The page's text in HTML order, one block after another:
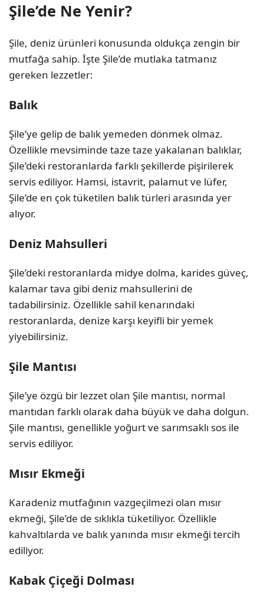
Şile’de Ne Yenir?
Şile, deniz ürünleri konusunda oldukça zengin bir
mutfağa sahip. İşte Şile’de mutlaka tatmanız
gereken lezzetler:
Balık
Şile’ye gelip de balık yemeden dönmek olmaz.
Özellikle mevsiminde taze taze yakalanan balıklar,
Şile’deki restoranlarda farklı şekillerde pişirilerek
servis ediliyor. Hamsi, istavrit, palamut ve lüfer,
Şile’de en çok tüketilen balık türleri arasında yer
alıyor.
Deniz Mahsulleri
Şile’deki restoranlarda midye dolma, karides güveç,
kalamar tava gibi deniz mahsullerini de
tadabilirsiniz. Özellikle sahil kenarındaki
restoranlarda, denize karşı keyifli bir yemek
yiyebilirsiniz.
Şile Mantısı
Şile’ye özgü bir lezzet olan Şile mantısı, normal
mantıdan farklı olarak daha büyük ve daha dolgun.
Şile mantısı, genellikle yoğurt ve sarımsaklı sos ile
servis ediliyor.
Mısır Ekmeği
Karadeniz mutfağının vazgeçilmezi olan mısır
ekmeği, Şile’de de sıklıkla tüketiliyor. Özellikle
kahvaltılarda ve balık yanında mısır ekmeği tercih
ediliyor.
Kabak Çiçeği Dolması